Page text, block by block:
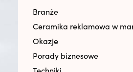
Branże
Ceramika reklamowa w
Okazje
Porady biznesowe